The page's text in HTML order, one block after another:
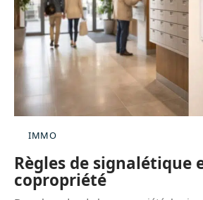
IMMO
Règles de signalétique
copropriété